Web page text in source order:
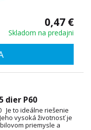
0,47 €
Skladom na predajni
dier P60
Je to ideálne riešenie
vysoká životnosť je
priemysle a